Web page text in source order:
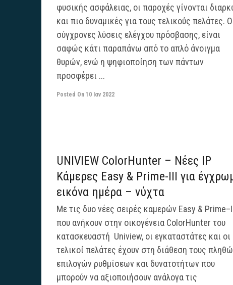
φυσικής ασφάλειας, οι παροχές γίνονται
και πιο δυναμικές για τους τελικούς πελάτες.
σύγχρονες λύσεις ελέγχου πρόσβασης, είναι
σαφώς κάτι παραπάνω από το απλό άνοιγμα
θυρών, ενώ η ψηφιοποίηση των πάντων
προσφέρει ...
Posted On 10 Ιαν 2022
UNIVIEW ColorHunter – Νέες IP
Κάμερες Easy & Prime-III για
εικόνα ημέρα – νύχτα
Με τις δυο νέες σειρές καμερών Easy &
που ανήκουν στην οικογένεια ColorHunter του
κατασκευαστή Uniview, οι εγκαταστάτες και οι
τελικοί πελάτες έχουν στη διάθεση τους
επιλογών ρυθμίσεων και δυνατοτήτων που
μπορούν να αξιοποιήσουν ανάλογα τις